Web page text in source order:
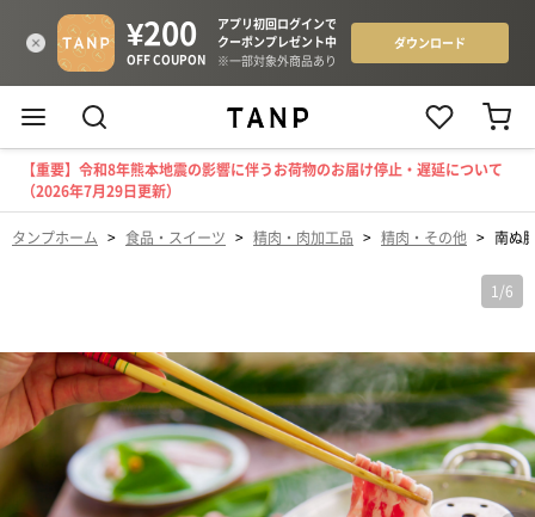
【重要】令和8年熊本地震の影響に伴うお荷物のお届け停止・遅延について
（2026年7月29日更新）
タンプホーム > 食品・スイーツ > 精肉・肉加工品 > 精肉・その他 > 南ぬ
1 /6